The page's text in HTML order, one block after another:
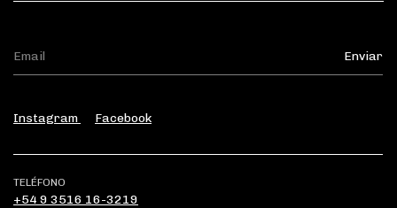
Instagram Facebook
TELÉFONO
+54 9 3516 16-3219